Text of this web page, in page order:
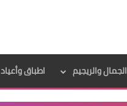
الجمال والريجيم اطباق وأعياد